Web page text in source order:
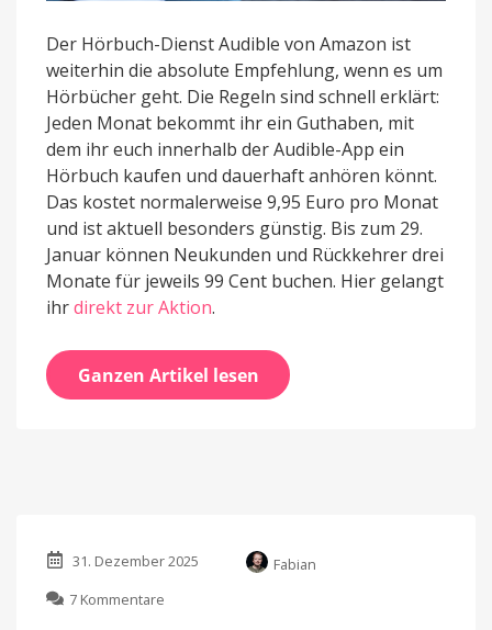
Der Hörbuch-Dienst Audible von Amazon ist
weiterhin die absolute Empfehlung, wenn es um
Hörbücher geht. Die Regeln sind schnell erklärt:
Jeden Monat bekommt ihr ein Guthaben, mit
dem ihr euch innerhalb der Audible-App ein
Hörbuch kaufen und dauerhaft anhören könnt.
Das kostet normalerweise 9,95 Euro pro Monat
und ist aktuell besonders günstig. Bis zum 29.
Januar können Neukunden und Rückkehrer drei
Monate für jeweils 99 Cent buchen. Hier gelangt
ihrdirekt zur Aktion.
Ganzen Artikel lesen
31. Dezember 2025
Fabian
7 Kommentare